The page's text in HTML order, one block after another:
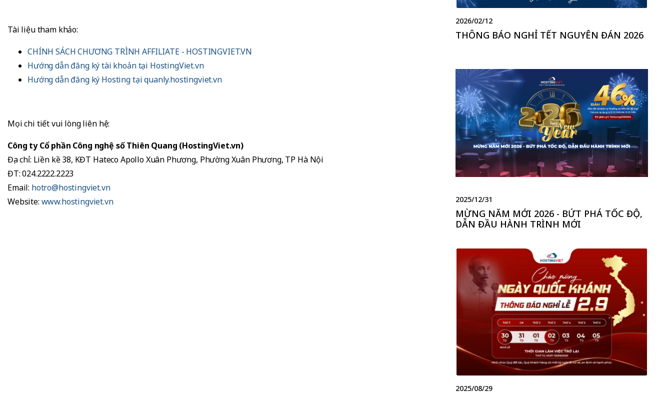
Tài liệu tham khảo:
CHÍNH SÁCH CHƯƠNG TRÌNH AFFILIATE - HOSTINGVIET.VN
Hướng dẫn đăng ký tài khoản tại HostingViet.vn
Hướng dẫn đăng ký Hosting tại quanly.hostingviet.vn
Mọi chi tiết vui lòng liên hệ:
Công ty Cổ phần Công nghệ số Thiên Quang (HostingViet.vn)
Địa chỉ: Liền kề 38, KĐT Hateco Apollo Xuân Phương, Phường Xuân Phương, TP Hà Nội
ĐT: 024.2222.2223
Email: hotro@hostingviet.vn
Website: www.hostingviet.vn
2026/02/12
THÔNG BÁO NGHỈ TẾT NGUYÊN ĐÁN 2026
2025/12/31
MỪNG NĂM MỚI 2026 - BỨT PHÁ TỐC ĐỘ,
DẪN ĐẦU HÀNH TRÌNH MỚI
2025/08/29